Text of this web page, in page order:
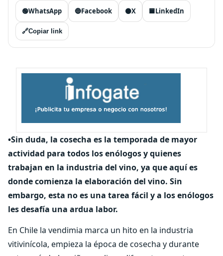
🟢WhatsApp 🔵Facebook ⚫X 🟦LinkedIn
🔗Copiar link
•Sin duda, la cosecha es la temporada de mayor
actividad para todos los enólogos y quienes
trabajan en la industria del vino, ya que aquí es
donde comienza la elaboración del vino. Sin
embargo, esta no es una tarea fácil y a los enólogos
les desafía una ardua labor.
En Chile la vendimia marca un hito en la industria
vitivinícola, empieza la época de cosecha y durante